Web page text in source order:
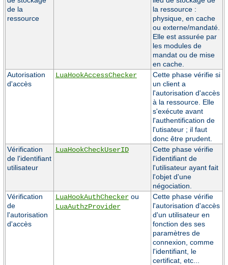
de la
ressource
la ressource :
physique, en cache
ou externe/mandaté.
Elle est assurée par
les modules de
mandat ou de mise
en cache.
Autorisation
d'accès
LuaHookAccessChecker
Cette phase vérifie si
un client a
l'autorisation d'accès
à la ressource. Elle
s'exécute avant
l'authentification de
l'utisateur ; il faut
donc être prudent.
Vérification
de l'identifiant
utilisateur
LuaHookCheckUserID
Cette phase vérifie
l'identifiant de
l'utilisateur ayant fait
l'objet d'une
négociation.
Vérification
de
l'autorisation
d'accès
LuaHookAuthCheckerou
LuaAuthzProvider
Cette phase vérifie
l'autorisation d'accès
d'un utilisateur en
fonction des ses
paramètres de
connexion, comme
l'identifiant, le
certificat, etc...